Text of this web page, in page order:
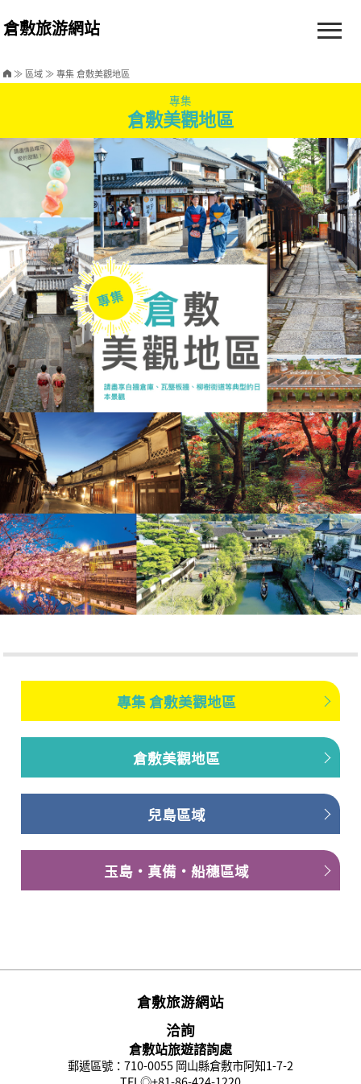
倉敷旅游網站
≫區域 ≫ 專集 倉敷美觀地區
專集
倉敷美觀地區
專集 倉敷美觀地區
倉敷美觀地區
兒島區域
玉島・真備・船穗區域
倉敷旅游網站
洽詢
倉敷站旅遊諮詢處
郵遞區號：710-0055 岡山縣倉敷市阿知1-7-2